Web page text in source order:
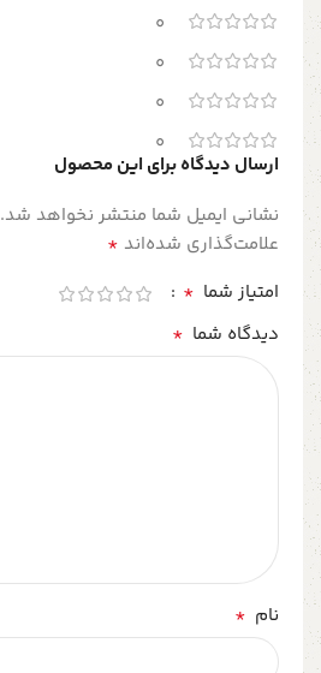
0
0
0
0
ارسال دیدگاه برای این محصول
نشانی ایمیل شما منتشر نخواهد شد.
علامت‌گذاری شده‌اند *
امتیاز شما *
دیدگاه شما *
نام *